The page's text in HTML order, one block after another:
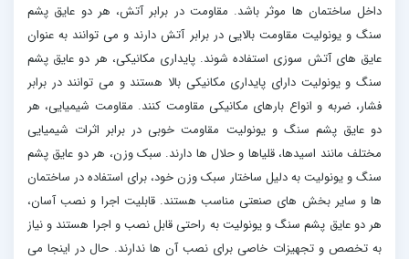
داخل ساختمان ها موثر باشد. مقاومت در برابر آتش، هر دو عایق پشم
سنگ و یونولیت مقاومت بالایی در برابر آتش دارند و می توانند به عنوان
عایق های آتش سوزی استفاده شوند. پایداری مکانیکی، هر دو عایق پشم
سنگ و یونولیت دارای پایداری مکانیکی بالا هستند و می توانند در برابر
فشار، ضربه و انواع بارهای مکانیکی مقاومت کنند. مقاومت شیمیایی، هر
دو عایق پشم سنگ و یونولیت مقاومت خوبی در برابر اثرات شیمیایی
مختلف مانند اسیدها، قلیاها و حلال ها دارند. سبک وزن، هر دو عایق پشم
سنگ و یونولیت به دلیل ساختار سبک وزن خود، برای استفاده در ساختمان
ها و سایر بخش های صنعتی مناسب هستند. قابلیت اجرا و نصب آسان،
هر دو عایق پشم سنگ و یونولیت به راحتی قابل نصب و اجرا هستند و نیاز
به تخصص و تجهیزات خاصی برای نصب آن ها ندارند. حال در اینجا می